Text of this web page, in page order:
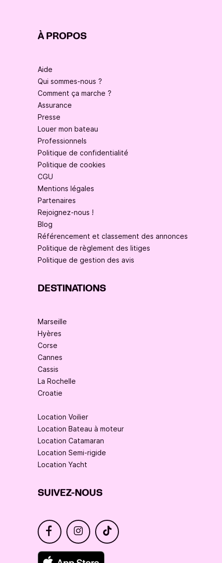
À PROPOS
Aide
Qui sommes-nous ?
Comment ça marche ?
Assurance
Presse
Louer mon bateau
Professionnels
Politique de confidentialité
Politique de cookies
CGU
Mentions légales
Partenaires
Rejoignez-nous !
Blog
Référencement et classement des annonces
Politique de règlement des litiges
Politique de gestion des avis
DESTINATIONS
Marseille
Hyères
Corse
Cannes
Cassis
La Rochelle
Croatie
Location Voilier
Location Bateau à moteur
Location Catamaran
Location Semi-rigide
Location Yacht
SUIVEZ-NOUS